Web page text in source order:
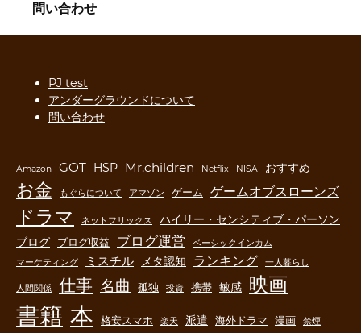
問い合わせ
PJ test
アンダーグラウンドについて
問い合わせ
Amazon GOT HSP Mr.children Netflix NISA おすすめ
お金 もぐらについて アマゾン ゲーム ゲームオブスローンズ
ドラマ ネットフリックス
ハイリー・センシティブ・パーソン
ブログ
ブログ収益 ブログ運営
ベーシックインカム
マーケティング
ミスチル メタ認知 ランキング 一人暮らし
人間関係 仕事 名曲 孤独 投資 携帯 敏感 映画
書籍 本 格安スマホ 楽天 派遣 海外ドラマ 漫画 禁煙